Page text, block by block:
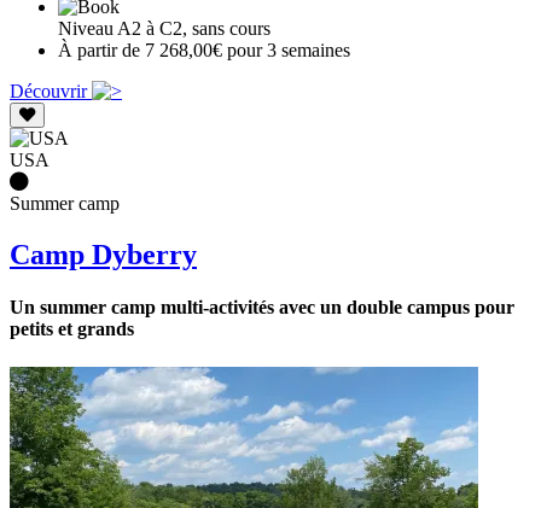
Niveau A2 à C2, sans cours
À partir de 7 268,00€ pour 3 semaines
Découvrir
USA
Summer camp
Camp Dyberry
Un summer camp multi-activités avec un double campus pour
petits et grands